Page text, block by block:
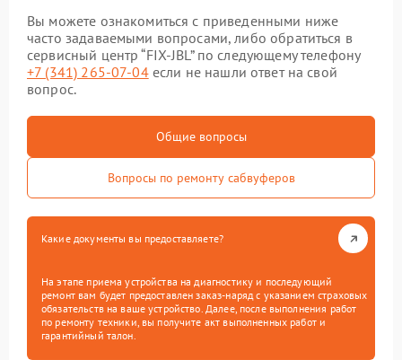
Вы можете ознакомиться с приведенными ниже
часто задаваемыми вопросами, либо обратиться в
сервисный центр “FIX-JBL” по следующему телефону
+7 (341) 265-07-04если не нашли ответ на свой
вопрос.
Общие вопросы
Вопросы по ремонту сабвуферов
Какие документы вы предоставляете?
На этапе приема устройства на диагностику и последующий
ремонт вам будет предоставлен заказ-наряд с указанием страховых
обязательств на ваше устройство. Далее, после выполнения работ
по ремонту техники, вы получите акт выполненных работ и
гарантийный талон.